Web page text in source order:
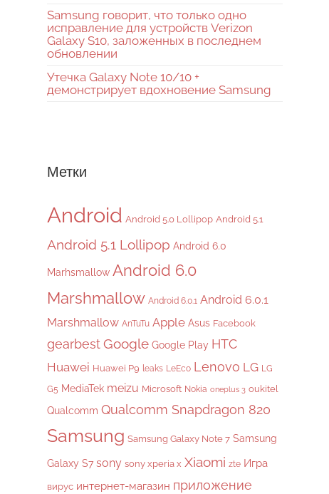
Samsung говорит, что только одно
исправление для устройств Verizon
Galaxy S10, заложенных в последнем
обновлении
Утечка Galaxy Note 10/10 +
демонстрирует вдохновение Samsung
Метки
Android Android 5.0 Lollipop Android 5.1
Android 5.1 Lollipop Android 6.0
Marhsmallow Android 6.0
Marshmallow Android 6.0.1 Android 6.0.1
Marshmallow AnTuTu Apple Asus Facebook
gearbestGoogle Google Play HTC
Huawei Huawei P9 leaks LeEco Lenovo LG LG
G5 MediaTek meizu Microsoft Nokia oneplus 3 oukitel
Qualcomm Qualcomm Snapdragon 820
Samsung Samsung Galaxy Note 7 Samsung
Galaxy S7 sony sony xperia x Xiaomi zte Игра
вирус интернет-магазин приложение